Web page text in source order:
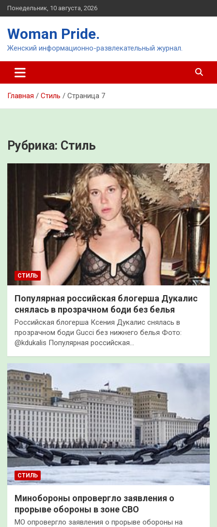
Перейти
к
Понедельник, 10 августа, 2026
Woman Pride.
Женский информационно-развлекательный журнал.
Главная Стиль Страница 7
Рубрика: Стиль
СТИЛЬ
Популярная российская блогерша Дукалис
снялась в прозрачном боди без белья
Российская блогерша Ксения Дукалис снялась в
прозрачном боди Gucci без нижнего белья Фото:
@kdukalis Популярная российская…
СТИЛЬ
Минобороны опровергло заявления о
прорыве обороны в зоне СВО
МО опровергло заявления о прорыве обороны на